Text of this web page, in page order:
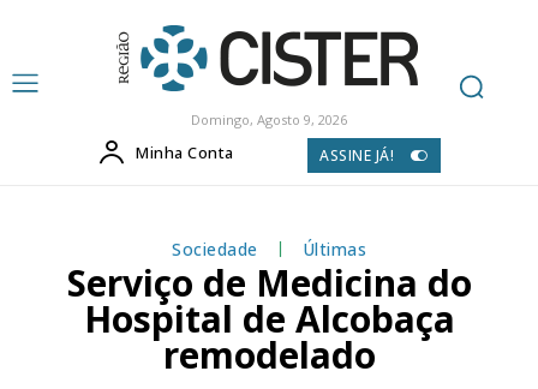
Domingo, Agosto 9, 2026
Minha Conta ASSINE JÁ!
Sociedade Últimas
Serviço de Medicina do
Hospital de Alcobaça
remodelado